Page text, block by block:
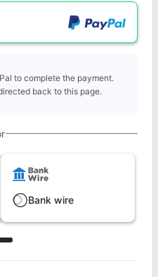
to complete the payment.
back to this page.
Bank wire